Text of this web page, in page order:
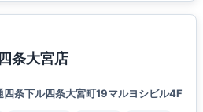
条大宮店
条下ル四条大宮町19マルヨシビル4F